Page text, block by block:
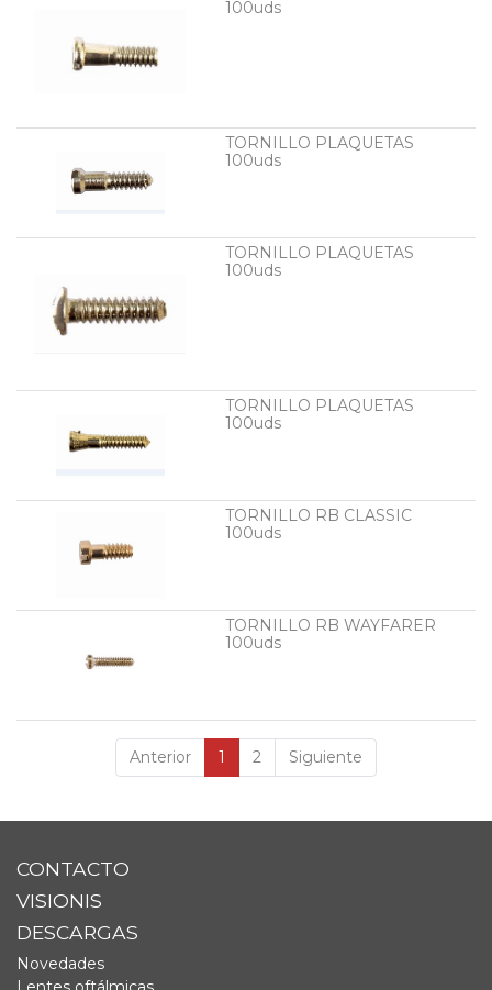
100uds
TORNILLO PLAQUETAS
100uds
TORNILLO PLAQUETAS
100uds
TORNILLO PLAQUETAS
100uds
TORNILLO RB CLASSIC
100uds
TORNILLO RB WAYFARER
100uds
Anterior 1 2 Siguiente
CONTACTO
VISIONIS
DESCARGAS
Novedades